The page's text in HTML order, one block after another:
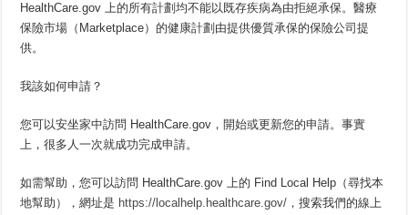
HealthCare.gov 上的所有計劃均不能以既存疾病為由拒絕承保。醫療
保險市場（Marketplace）的健康計劃由提供優質承保的保險公司提
供。
我該如何申請？
您可以安坐家中訪問 HealthCare.gov，開始或更新您的申請。事實
上，很多人一次就成功完成申請。
如需幫助，您可以訪問 HealthCare.gov 上的 Find Local Help（尋找本
地幫助），網址是 https://localhelp.healthcare.gov/ ，搜索我們的線上